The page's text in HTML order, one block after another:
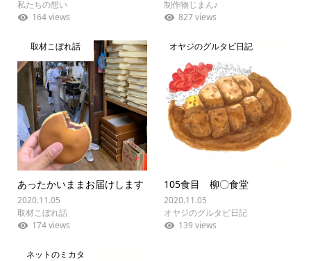
私たちの想い
164 views
制作物じまん♪
827 views
取材こぼれ話
あったかいままお届けします
2020.11.05
取材こぼれ話
174 views
オヤジのグルタビ日記
105食目 柳〇食堂
2020.11.05
オヤジのグルタビ日記
139 views
ネットのミカタ